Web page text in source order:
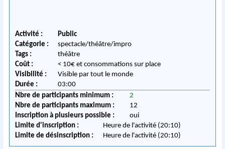
Activité :
Public
Catégorie :
spectacle/théâtre/impro
Tags :
théâtre
Coût :
< 10€ et consommations sur place
Visibilité :
Visible par tout le monde
Durée :
03:00
Nbre de participants minimum :
2
Nbre de participants maximum :
12
Inscription à plusieurs possible :
oui
Limite d'inscription :
Heure de l'activité (20:10)
Limite de désinscription :
Heure de l'activité (20:10)